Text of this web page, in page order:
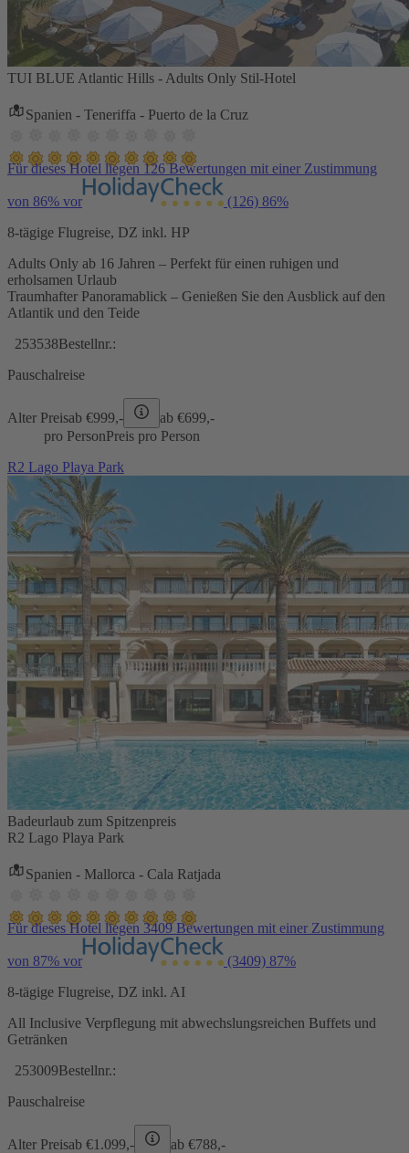
TUI BLUE Atlantic Hills - Adults Only Stil-Hotel
Spanien - Teneriffa - Puerto de la Cruz
Für dieses Hotel liegen 126 Bewertungen mit einer Zustimmung
von 86% vor (126) 86%
8-tägige Flugreise, DZ inkl. HP
Adults Only ab 16 Jahren – Perfekt für einen ruhigen und
erholsamen Urlaub
Traumhafter Panoramablick – Genießen Sie den Ausblick auf den
Atlantik und den Teide
253538Bestellnr.:
Pauschalreise
Alter Preisab €999,- ab €699,-
pro PersonPreis pro Person
R2 Lago Playa Park
Badeurlaub zum Spitzenpreis
R2 Lago Playa Park
Spanien - Mallorca - Cala Ratjada
Für dieses Hotel liegen 3409 Bewertungen mit einer Zustimmung
von 87% vor (3409) 87%
8-tägige Flugreise, DZ inkl. AI
All Inclusive Verpflegung mit abwechslungsreichen Buffets und
Getränken
253009Bestellnr.:
Pauschalreise
Alter Preisab €1.099,- ab €788,-